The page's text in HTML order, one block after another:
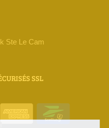
Ste Le Cam
SSL